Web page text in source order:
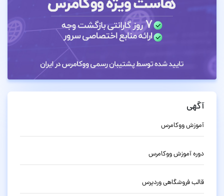
آگهی
آموزش ووکامرس
دوره آموزش ووکامرس
قالب فروشگاهی وردپرس